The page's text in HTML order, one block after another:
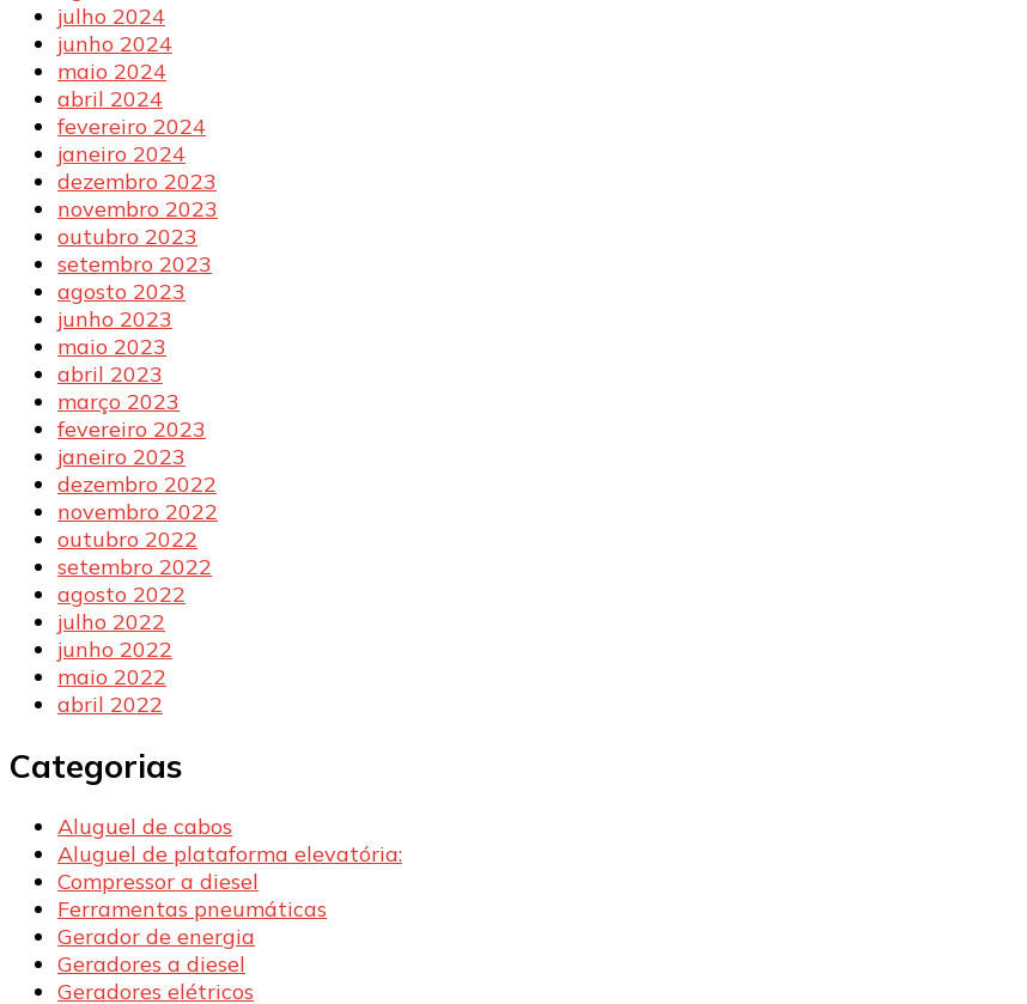
julho 2024
junho 2024
maio 2024
abril 2024
fevereiro 2024
janeiro 2024
dezembro 2023
novembro 2023
outubro 2023
setembro 2023
agosto 2023
junho 2023
maio 2023
abril 2023
março 2023
fevereiro 2023
janeiro 2023
dezembro 2022
novembro 2022
outubro 2022
setembro 2022
agosto 2022
julho 2022
junho 2022
maio 2022
abril 2022
Categorias
Aluguel de cabos
Aluguel de plataforma elevatória:
Compressor a diesel
Ferramentas pneumáticas
Gerador de energia
Geradores a diesel
Geradores elétricos